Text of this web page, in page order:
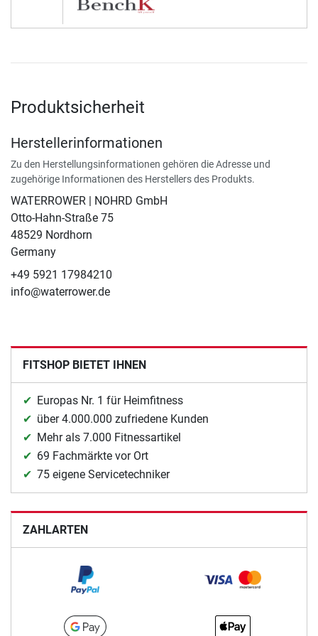
Produktsicherheit
Herstellerinformationen
Zu den Herstellungsinformationen gehören die Adresse und
zugehörige Informationen des Herstellers des Produkts.
WATERROWER | NOHRD GmbH
Otto-Hahn-Straße 75
48529 Nordhorn
Germany
+49 5921 17984210
info@waterrower.de
FITSHOP BIETET IHNEN
Europas Nr. 1 für Heimfitness
über 4.000.000 zufriedene Kunden
Mehr als 7.000 Fitnessartikel
69 Fachmärkte vor Ort
75 eigene Servicetechniker
ZAHLARTEN